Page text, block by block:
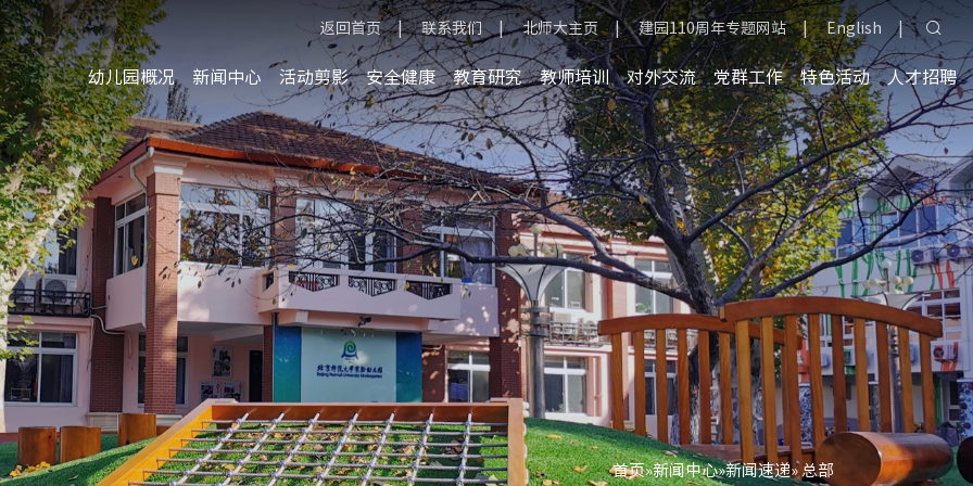
返回首页 | 联系我们 | 北师大主页 | 建园110周年专题网站 | English |
幼儿园概况 新闻中心 活动剪影 安全健康 教育研究 教师培训 对外交流 党群工作 特色活动 人才招聘
首页»新闻中心»新闻速递» 总部